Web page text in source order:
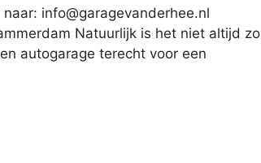
info@garagevanderhee.nl
Natuurlijk is het niet altijd zo
autogarage terecht voor een